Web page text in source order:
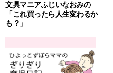
文具マニアふじいなおみの
「これ買ったら人生変わるか
も？」